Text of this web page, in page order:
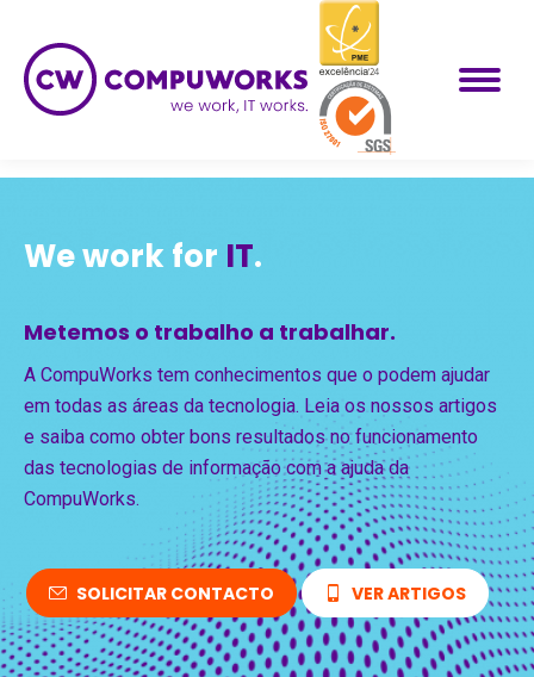
We work for IT.
Metemos o trabalho a trabalhar.
A CompuWorks tem conhecimentos que o podem ajudar
em todas as áreas da tecnologia. Leia os nossos artigos
e saiba como obter bons resultados no funcionamento
das tecnologias de informação com a ajuda da
CompuWorks.
SOLICITAR CONTACTO VER ARTIGOS